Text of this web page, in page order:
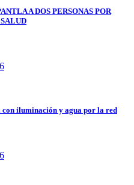
A DOS PERSONAS POR
con iluminación y agua por la red